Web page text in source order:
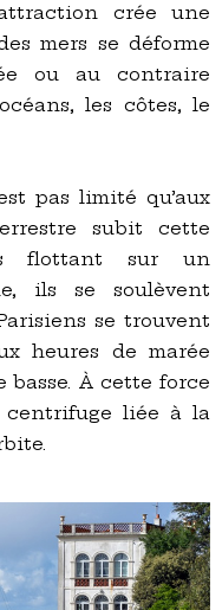
crée une
mers se déforme
ou au contraire
les côtes, le
pas limité qu’aux
subit cette
flottant sur un
ils se soulèvent
se trouvent
heures de marée
basse. À cette force
centrifuge liée à la